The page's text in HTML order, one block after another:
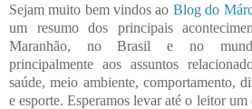
Sejam muito bem vindos ao Blog do
um resumo dos principais
Maranhão, no Brasil e no
principalmente aos assuntos
saúde, meio ambiente, comportamento,
e esporte. Esperamos levar até o leitor